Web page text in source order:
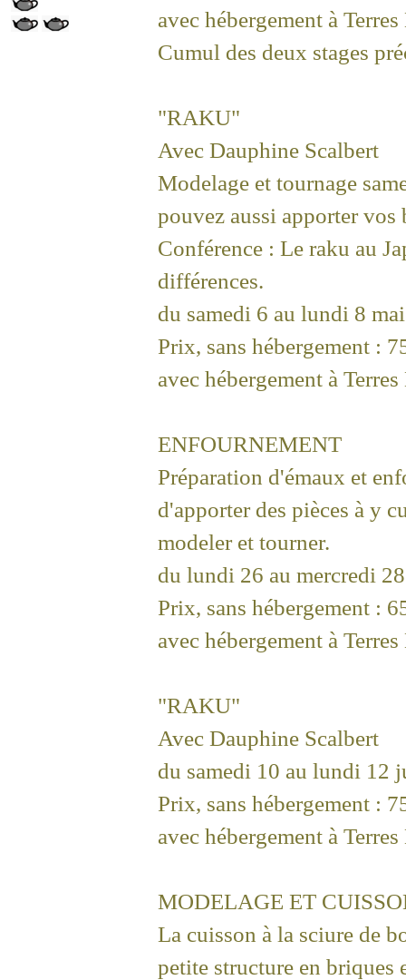
avec hébergement à
Cumul des deux stages
"RAKU"
Avec Dauphine Scalbert
Modelage et tournage
pouvez aussi apporter vos
Conférence : Le raku au
différences.
du samedi 6 au lundi 8
Prix, sans hébergement :
avec hébergement à
ENFOURNEMENT
Préparation d'émaux et
d'apporter des pièces à y
modeler et tourner.
du lundi 26 au mercredi
Prix, sans hébergement :
avec hébergement à
"RAKU"
Avec Dauphine Scalbert
du samedi 10 au lundi 12
Prix, sans hébergement :
avec hébergement à
MODELAGE ET
La cuisson à la sciure de
petite structure en briques